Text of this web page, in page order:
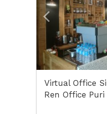
Virtual Office
Ren Office